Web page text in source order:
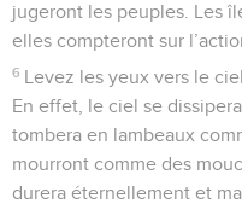
jugeront les peuples. Les
elles compteront sur
6 Levez les yeux vers le
En effet, le ciel se
tombera en lambeaux
mourront comme des
durera éternellement et